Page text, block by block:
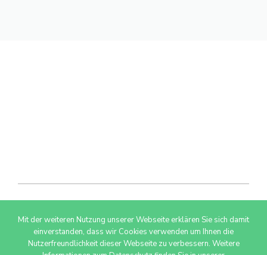
© 2026 AdSimple GmbH
Mit der weiteren Nutzung unserer Webseite erklären Sie sich damit
einverstanden, dass wir Cookies verwenden um Ihnen die
Nutzerfreundlichkeit dieser Webseite zu verbessern. Weitere